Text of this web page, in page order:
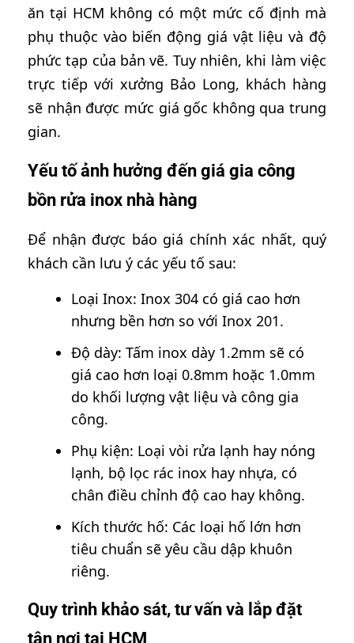
ăn tại HCM không có một mức cố định mà
phụ thuộc vào biến động giá vật liệu và độ
phức tạp của bản vẽ. Tuy nhiên, khi làm việc
trực tiếp với xưởng Bảo Long, khách hàng
sẽ nhận được mức giá gốc không qua trung
gian.
Yếu tố ảnh hưởng đến giá gia công
bồn rửa inox nhà hàng
Để nhận được báo giá chính xác nhất, quý
khách cần lưu ý các yếu tố sau:
Loại Inox: Inox 304 có giá cao hơn
nhưng bền hơn so với Inox 201.
Độ dày: Tấm inox dày 1.2mm sẽ có
giá cao hơn loại 0.8mm hoặc 1.0mm
do khối lượng vật liệu và công gia
công.
Phụ kiện: Loại vòi rửa lạnh hay nóng
lạnh, bộ lọc rác inox hay nhựa, có
chân điều chỉnh độ cao hay không.
Kích thước hố: Các loại hố lớn hơn
tiêu chuẩn sẽ yêu cầu dập khuôn
riêng.
Quy trình khảo sát, tư vấn và lắp đặt
tận nơi tại HCM